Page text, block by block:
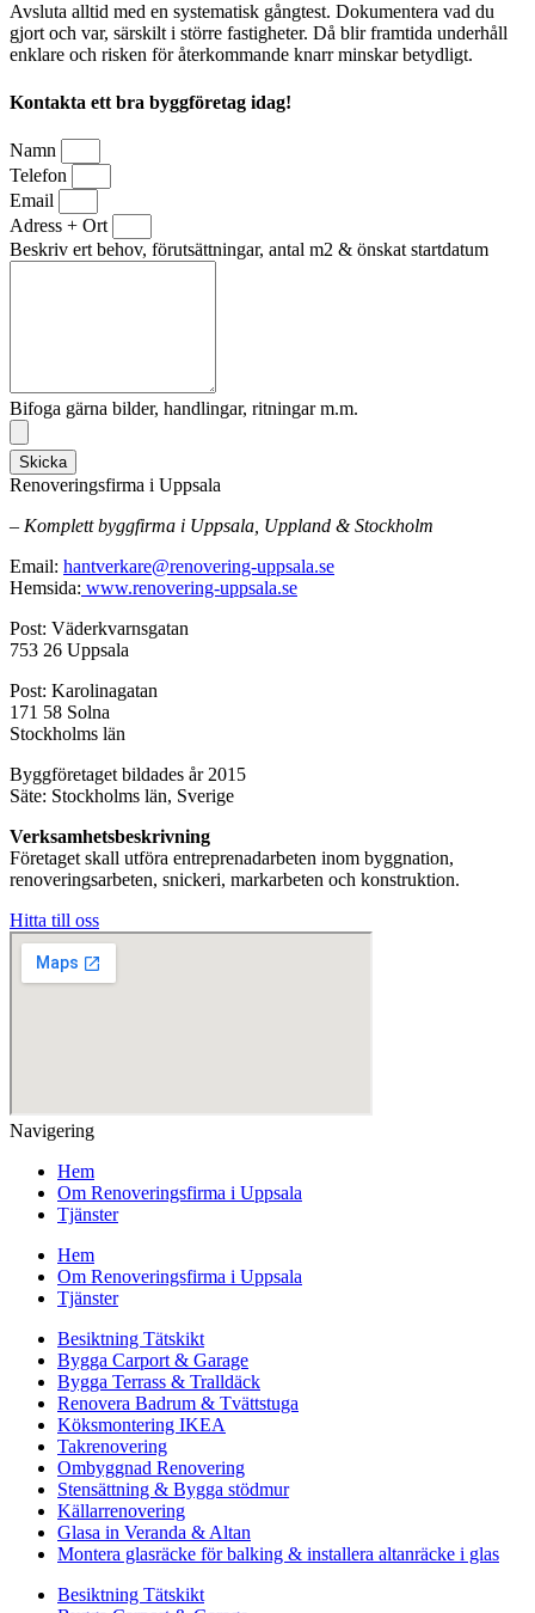
Avsluta alltid med en systematisk gångtest. Dokumentera vad du
gjort och var, särskilt i större fastigheter. Då blir framtida underhåll
enklare och risken för återkommande knarr minskar betydligt.
Kontakta ett bra byggföretag idag!
Namn
Telefon
Email
Adress + Ort
Beskriv ert behov, förutsättningar, antal m2 & önskat startdatum
Bifoga gärna bilder, handlingar, ritningar m.m.
Skicka
Renoveringsfirma i Uppsala
– Komplett byggfirma i Uppsala, Uppland & Stockholm
Email: hantverkare@renovering-uppsala.se
Hemsida: www.renovering-uppsala.se
Post: Väderkvarnsgatan
753 26 Uppsala
Post: Karolinagatan
171 58 Solna
Stockholms län
Byggföretaget bildades år 2015
Säte: Stockholms län, Sverige
Verksamhetsbeskrivning
Företaget skall utföra entreprenadarbeten inom byggnation,
renoveringsarbeten, snickeri, markarbeten och konstruktion.
Hitta till oss
Navigering
Hem
Om Renoveringsfirma i Uppsala
Tjänster
Hem
Om Renoveringsfirma i Uppsala
Tjänster
Besiktning Tätskikt
Bygga Carport & Garage
Bygga Terrass & Tralldäck
Renovera Badrum & Tvättstuga
Köksmontering IKEA
Takrenovering
Ombyggnad Renovering
Stensättning & Bygga stödmur
Källarrenovering
Glasa in Veranda & Altan
Montera glasräcke för balking & installera altanräcke i glas
Besiktning Tätskikt